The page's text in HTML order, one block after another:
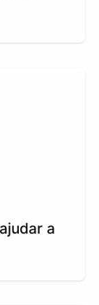
a